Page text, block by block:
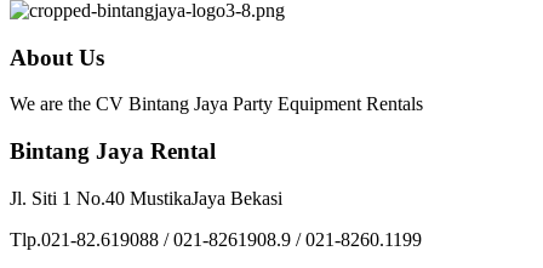
About Us
We are the CV Bintang Jaya Party Equipment Rentals
Bintang Jaya Rental
Jl. Siti 1 No.40 MustikaJaya Bekasi
Tlp.021-82.619088 / 021-8261908.9 / 021-8260.1199